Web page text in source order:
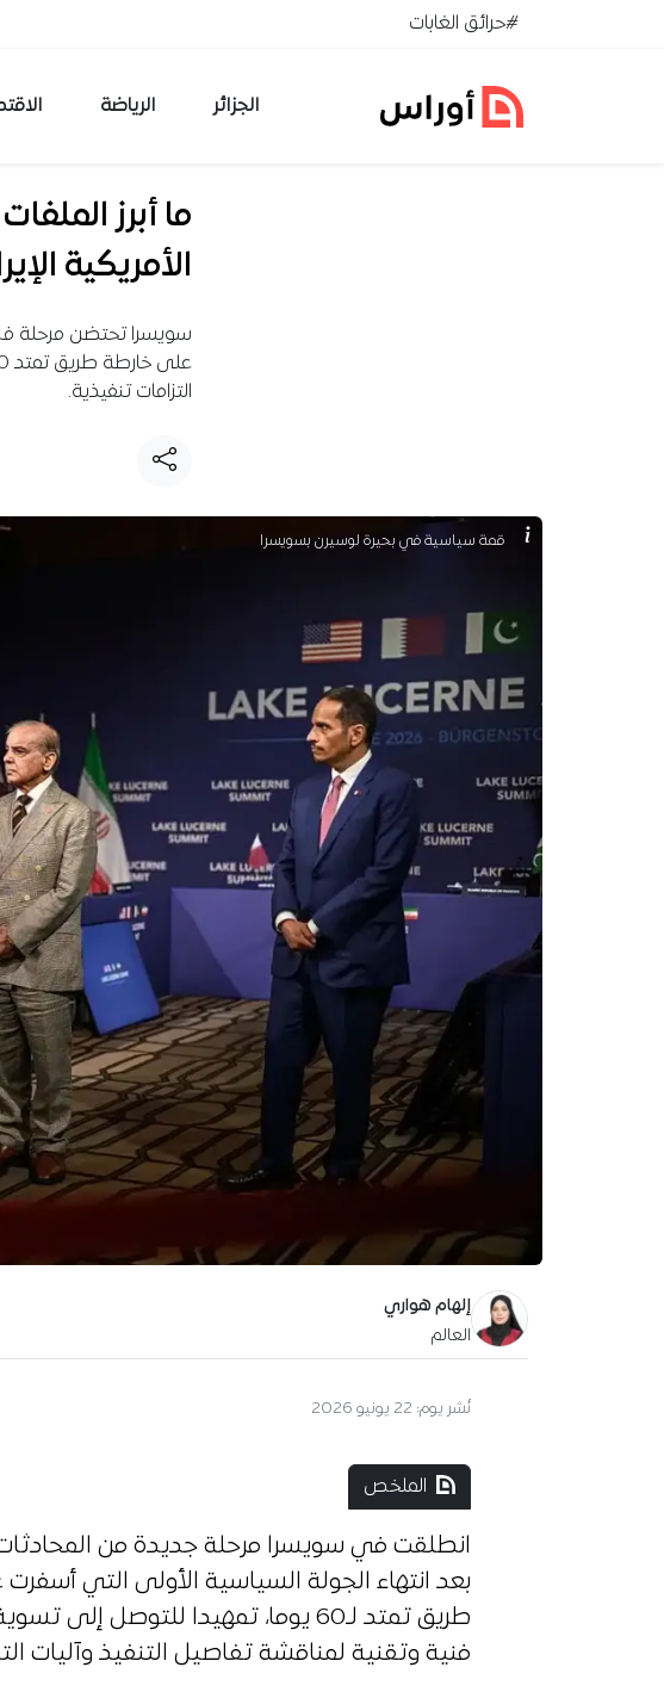
تخطي إلى المحتوى#حرائق الغابات
الجزائر الرياضة
ما أبرز
الأمريكية
سويسرا تحتضن مرحلة
التزامات تنفيذية.
قمة سياسية في بحيرة لوسيرن بسويسرا
إلهام هواري
العالم
نُشر يوم: 22 يونيو 2026
الملخص
انطلقت في سويسرا مرحلة جديدة من المحادثات
بعد انتهاء الجولة السياسية الأولى التي
طريق تمتد لـ60 يوما، تمهيدا للتوصل
فنية وتقنية لمناقشة تفاصيل التنفيذ وآليات